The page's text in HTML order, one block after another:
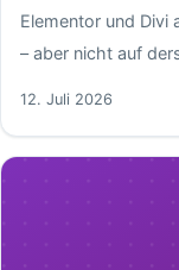
Elementor und Divi
– aber nicht auf
12. Juli 2026